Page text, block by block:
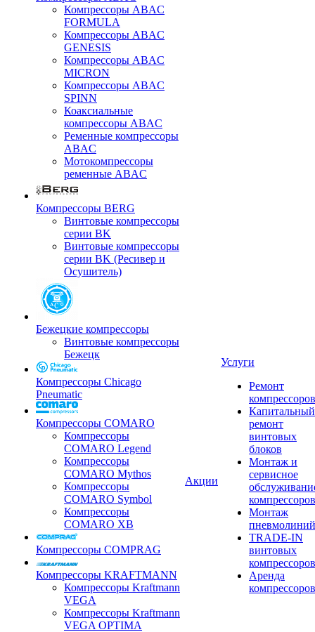
Компрессоры ABAC
FORMULA
Компрессоры ABAC
GENESIS
Компрессоры ABAC
MICRON
Компрессоры ABAC
SPINN
Коаксиальные
компрессоры ABAC
Ременные компрессоры
ABAC
Мотокомпрессоры
ременные ABAC
Компрессоры BERG
Винтовые компрессоры
серии BK
Винтовые компрессоры
серии BK (Ресивер и
Осушитель)
Бежецкие компрессоры
Винтовые компрессоры
Бежецк
Компрессоры Chicago
Pneumatic
Компрессоры COMARO
Компрессоры
COMARO Legend
Компрессоры
COMARO Mythos
Компрессоры
COMARO Symbol
Компрессоры
COMARO XB
Компрессоры COMPRAG
Компрессоры KRAFTMANN
Компрессоры Kraftmann
VEGA
Компрессоры Kraftmann
VEGA OPTIMA
Акции
Услуги
Ремонт
компрессоров
Капитальный
ремонт
винтовых
блоков
Монтаж и
сервисное
компрессоров
Монтаж
пневмолиний
TRADE-IN
винтовых
компрессоров
Аренда
компрессоров